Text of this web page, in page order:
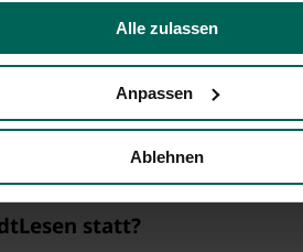
Alle zulassen
Anpassen
Ablehnen
>3.000
statt?